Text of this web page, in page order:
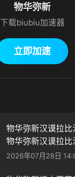
物华弥新
下载biubiu加速器
立即加速
物华弥新汉谟拉比
物华弥新汉谟拉比
2026年07月28日